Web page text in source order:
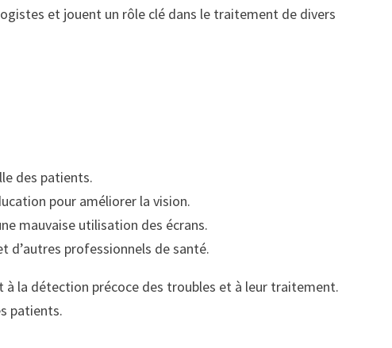
et jouent un rôle clé dans le traitement de divers
des patients.
pour améliorer la vision.
mauvaise utilisation des écrans.
professionnels de santé.
la détection précoce des troubles et à leur traitement.
patients.